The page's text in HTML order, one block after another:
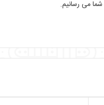
می رسانیم.